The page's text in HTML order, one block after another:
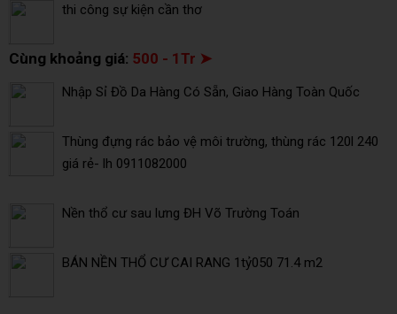
thi công sự kiện cần thơ
Cùng khoảng giá: 500 - 1Tr ➤
Nhập Sỉ Đồ Da Hàng Có Sẵn, Giao Hàng Toàn Quốc
Thùng đựng rác bảo vệ môi trường, thùng rác 120l 240
giá rẻ- lh 0911082000
Nền thổ cư sau lưng ĐH Võ Trường Toán
BÁN NỀN THỔ CƯ CAI RANG 1tỷ050 71.4 m2